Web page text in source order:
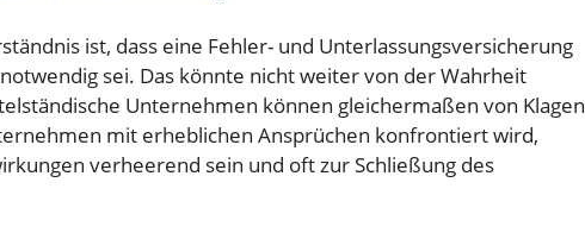
ist, dass eine Fehler- und Unterlassungsversicherung
sei. Das könnte nicht weiter von der Wahrheit
Unternehmen können gleichermaßen von Klagen
mit erheblichen Ansprüchen konfrontiert wird,
verheerend sein und oft zur Schließung des